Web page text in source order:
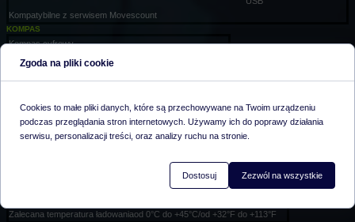
Kompatybilne z serwisem Movescount
KOMPAS
Kompas cyfrowy
Kompensacja przechylenia
Wyważona globalnie
Blokada namiaru ze wskaźnikiem kierunku
Dokładność kompasu
+/- 10°
od 0°C do +40°C / od +32°F do +104°F
Zalecana temperatura ładowaniaod 0°C do +45°C/od +32°F do +113°F
Zgoda na pliki cookie
Cookies to małe pliki danych, które są przechowywane na Twoim urządzeniu
podczas przeglądania stron internetowych. Używamy ich do poprawy działania
serwisu, personalizacji treści, oraz analizy ruchu na stronie.
Dostosuj Zezwól na wszystkie